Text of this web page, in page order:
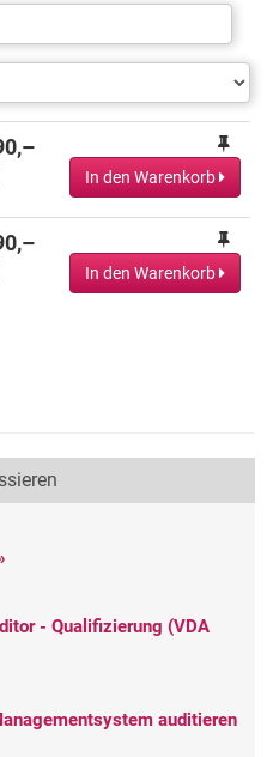
In den Warenkorb
In den Warenkorb
- Qualifizierung (VDA
auditieren